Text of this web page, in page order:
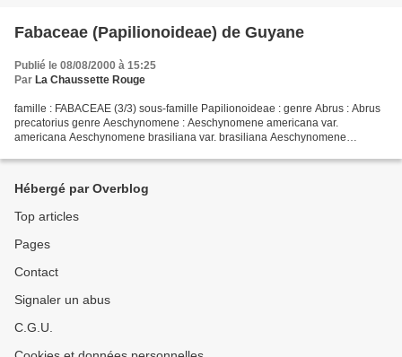
Fabaceae (Papilionoideae) de Guyane
Publié le 08/08/2000 à 15:25
Par La Chaussette Rouge
famille : FABACEAE (3/3) sous-famille Papilionoideae : genre Abrus : Abrus
precatorius genre Aeschynomene : Aeschynomene americana var.
americana Aeschynomene brasiliana var. brasiliana Aeschynomene
Hébergé par Overblog
Top articles
Pages
Contact
Signaler un abus
C.G.U.